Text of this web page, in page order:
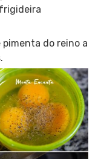
pimenta do reino a